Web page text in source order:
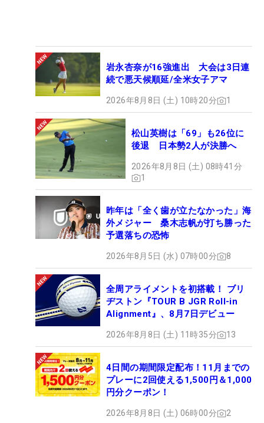
岩永杏奈が16強進出 大会は3日連
続で悪天候順延/全米女子アマ
2026年8月8日 (土) 10時20分 1
松山英樹は「69」も26位に
後退 日本勢2人が決勝へ
2026年8月8日 (土) 08時41分
1
昨年は「全く歯が立たなかった」海
外メジャー 桑木志帆が打ち勝った
予選落ちの恐怖
2026年8月5日 (水) 07時00分 8
全周アライメントを初搭載！ ブリ
ヂストン『TOUR B JGR Roll-in
Alignment』、8月7日デビュー
2026年8月8日 (土) 11時35分 13
4日間の期間限定配布！11月までの
プレーに2回使える1,500円＆1,000
円分クーポン！
2026年8月8日 (土) 06時00分 2